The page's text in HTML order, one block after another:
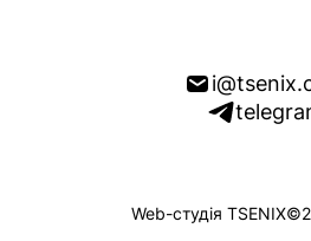
Web-студія TSENIX